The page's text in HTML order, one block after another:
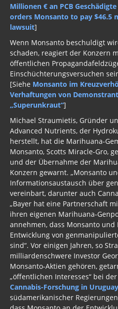
Millionen € an PCB
orders Monsanto to pay $46.5
lawsuit]
Wenn Monsanto beschuldigt
schaden, reagiert der Konzern
öffentlichen
Einschüchterungsversuchen
[Siehe Monsanto im
Verhaftungen von
„Superunkraut“]
Michael Straumietis, Gründer
Advanced Nutrients, der
herstellt, hat die Marihuana-
Monsanto, Scotts Miracle-Gro,
und der Übernahme der
Konzern gewarnt. „Monsanto
Informationsaustausch über
vereinbart, darunter auch
„Bayer hat eine Partnerschaft
ihren eigenen Marihuana-
annehmen, dass Monsanto und
Entwicklung von
sind“. Vor einigen Jahren, so
milliardenschwere Investor
Monsanto-Aktien gehören,
„öffentlichen Interesses“ bei der
Cannabis-Forschung in Uruguay
südamerikanischer